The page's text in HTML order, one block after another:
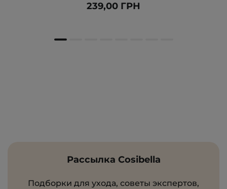
239,00 ГРН
Рассылка Cosibella
Подборки для ухода, советы экспертов,